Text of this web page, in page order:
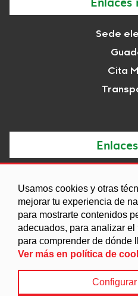
Usamos cookies y otras
mejorar tu experiencia de
para mostrarte contenidos
adecuados, para analizar
para comprender de dónde
Ver más en política de
Sede
Cita
Entidades y
Política de